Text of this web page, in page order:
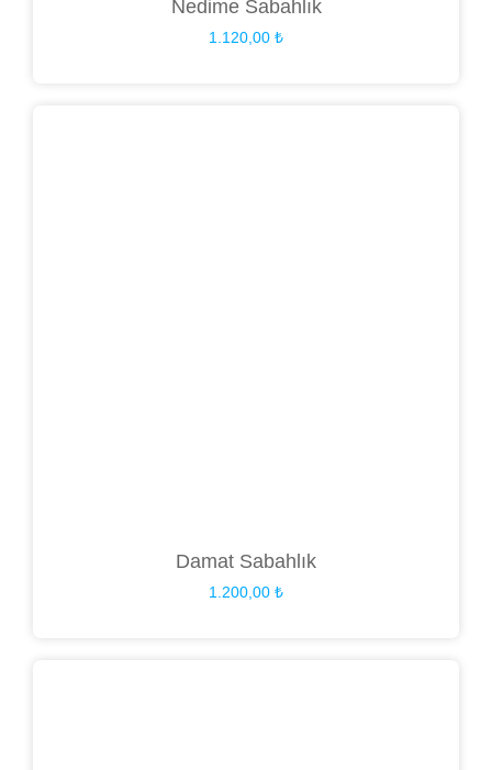
Nedime Sabahlık
1.120,00 ₺
Damat Sabahlık
1.200,00 ₺